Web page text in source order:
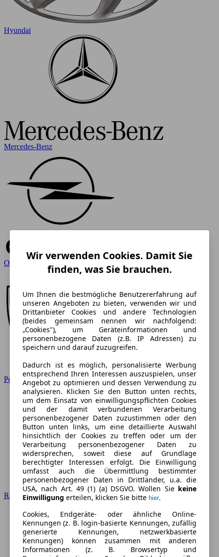
Hyundai
Mercedes-Benz
Opel
Peugeot
Renault
Wir verwenden Cookies. Damit Sie
finden, was Sie brauchen.
Um Ihnen die bestmögliche Benutzererfahrung auf
unseren Angeboten zu bieten, verwenden wir und
Drittanbieter Cookies und andere Technologien
(beides gemeinsam nennen wir nachfolgend:
„Cookies"), um Geräteinformationen und
personenbezogene Daten (z.B. IP Adressen) zu
speichern und darauf zuzugreifen.
Dadurch ist es möglich, personalisierte Werbung
entsprechend Ihren Interessen auszuspielen, unser
Angebot zu optimieren und dessen Verwendung zu
analysieren. Klicken Sie den Button unten rechts,
um dem Einsatz von einwilligungspflichten Cookies
und der damit verbundenen Verarbeitung
personenbezogener Daten zuzustimmen oder den
Button unten links, um eine detaillierte Auswahl
hinsichtlich der Cookies zu treffen oder um der
Verarbeitung personenbezogener Daten zu
widersprechen, soweit diese auf Grundlage
berechtigter Interessen erfolgt. Die Einwilligung
umfasst auch die Übermittlung bestimmter
personenbezogener Daten in Drittländer, u.a. die
USA, nach Art. 49 (1) (a) DSGVO. Wollen Sie keine
Einwilligung erteilen, klicken Sie bitte hier.
Cookies, Endgeräte- oder ähnliche Online-
Kennungen (z. B. login-basierte Kennungen, zufällig
generierte Kennungen, netzwerkbasierte
Kennungen) können zusammen mit anderen
Informationen (z. B. Browsertyp und